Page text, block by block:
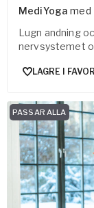
MediYoga med
Lugn andning
nervsystemet
LAGRE I
PASSAR ALLA